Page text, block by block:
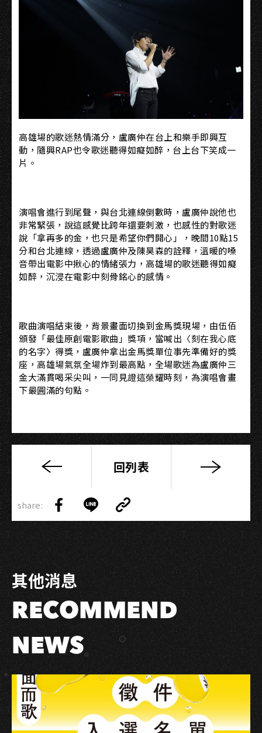
高雄場的歌迷熱情滿分，盧廣仲在台上和樂手即興互
動，隨興RAP也令歌迷聽得如癡如醉，台上台下笑成一
片。
演唱會進行到尾聲，與台北連線倒數時，盧廣仲說他也
非常緊張，說這感覺比跨年還要刺激，也感性的對歌迷
說「拿再多的金，也只是希望你們開心」，晚間10點15
分和台北連線，透過盧廣仲及陳昊森的詮釋，溫暖的嗓
音帶出電影中揪心的情緒張力，高雄場的歌迷聽得如癡
如醉，沉浸在電影中刻骨銘心的感情。
歌曲演唱結束後，背景畫面切換到金馬獎現場，由伍佰
頒發「最佳原創電影歌曲」獎項，當喊出〈刻在我心底
的名字〉得獎，盧廣仲拿出金馬獎單位事先準備好的獎
座，高雄場氣氛全場炸到最高點，全場歌迷為盧廣仲三
金大滿貫喝采尖叫，一同見證這榮耀時刻，為演唱會畫
下最圓滿的句點。
【新
稿】
流
系
「樂
團
興
奮
波」
樂
團
大
賽
總
冠
軍
回列表
share:
Share
on
Facebook
Share
on
LINE
Copy
Link
Link
其他消息
RECOMMEND
NEWS